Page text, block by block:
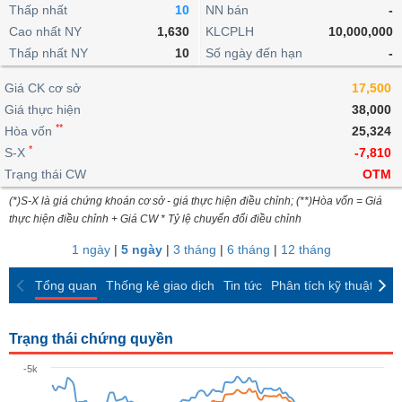
lỗ
dịch
nội
Niên
giám
Tài
liệu
cổ
Định
giá
ngoài
doanh
Top
cổ
phiếu
ngành
giao
dịch
dịch
Chứng
quyền
quan
Thống
giao
dịch
Thống
giao
dịch
Tin
tức
Phân
tích
kỹ
thuật
trực
tuyến
Bộ
lọc
cổ
So
sánh
Báo
cáo
Vĩ
mô
lai
Chứng
quyền
Trái
phiếu
IR
Awards
tạo
Dịch
vụ
Thấp nhất
10
Cao nhất NY
1,630
Thấp nhất NY
10
NN bán
-
KLCPLH
10,000,000
Số ngày đến hạn
-
Giá CK cơ sở
17,500
Giá thực hiện
38,000
Hòa vốn **
25,324
S-X *
-7,810
Trạng thái CW
OTM
(*)S-X là giá chứng khoán cơ sở - giá thực hiện điều chỉnh; (**)Hòa vốn = Giá
thực hiện điều chỉnh + Giá CW * Tỷ lệ chuyển đổi điều chỉnh
1 ngày| 5 ngày| 3 tháng | 6 tháng | 12 tháng
Tổng quan Thống kê giao dịch Tin tức Phân tích kỹ thuật
Trạng thái chứng quyền
-5k
BẤT
ĐỘNG
SẢN
TÀI
CHÍNH
HÀNG
KINH
THẾ